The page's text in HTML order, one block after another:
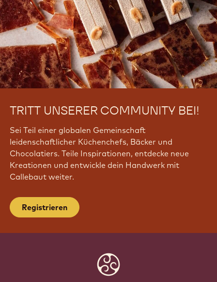
TRITT UNSERER COMMUNITY BEI!
Sei Teil einer globalen Gemeinschaft
leidenschaftlicher Küchenchefs, Bäcker und
Chocolatiers. Teile Inspirationen, entdecke neue
Kreationen und entwickle dein Handwerk mit
Callebaut weiter.
Registrieren